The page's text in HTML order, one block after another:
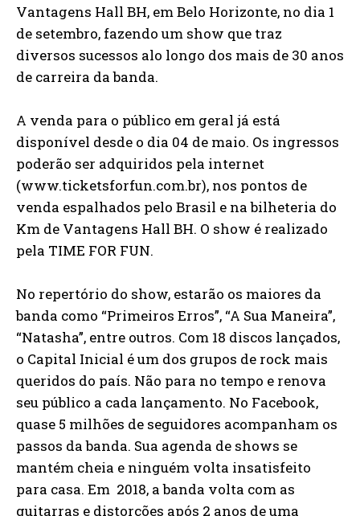
Vantagens Hall BH, em Belo Horizonte, no dia 1
de setembro, fazendo um show que traz
diversos sucessos alo longo dos mais de 30 anos
de carreira da banda.
A venda para o público em geral já está
disponível desde o dia 04 de maio. Os ingressos
poderão ser adquiridos pela internet
(www.ticketsforfun.com.br), nos pontos de
venda espalhados pelo Brasil e na bilheteria do
Km de Vantagens Hall BH. O show é realizado
pela TIME FOR FUN.
No repertório do show, estarão os maiores da
banda como “Primeiros Erros”, “A Sua Maneira”,
“Natasha”, entre outros. Com 18 discos lançados,
o Capital Inicial é um dos grupos de rock mais
queridos do país. Não para no tempo e renova
seu público a cada lançamento. No Facebook,
quase 5 milhões de seguidores acompanham os
passos da banda. Sua agenda de shows se
mantém cheia e ninguém volta insatisfeito
para casa. Em 2018, a banda volta com as
guitarras e distorções após 2 anos de uma